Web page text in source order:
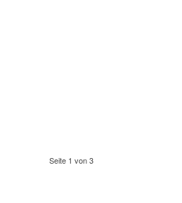
Seite 1 von 3